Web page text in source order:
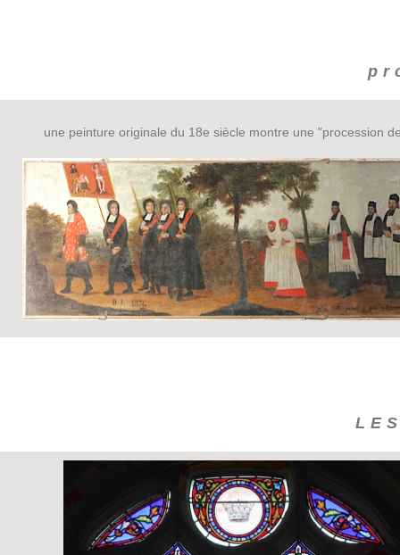
une peinture originale du 18e siècle montre une "procession